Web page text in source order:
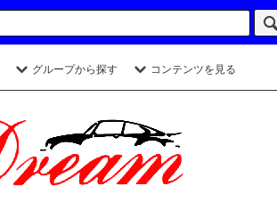
グループから探す コンテンツを見る